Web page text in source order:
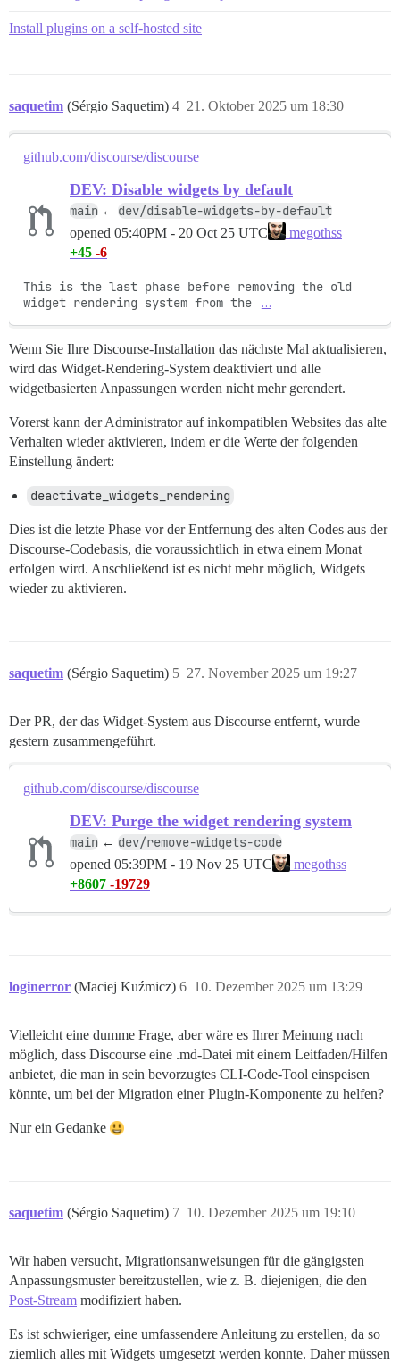
Install plugins on a self-hosted site
saquetim (Sérgio Saquetim) 21. Oktober 2025 um 18:30
4
github.com/discourse/discourse
DEV: Disable widgets by default
main ← dev/disable-widgets-by-default
opened 05:40PM - 20 Oct 25 UTC
megothss
+45 -6
This is the last phase before removing the old
widget rendering system from the
…
Wenn Sie Ihre Discourse-Installation das nächste Mal aktualisieren,
wird das Widget-Rendering-System deaktiviert und alle
widgetbasierten Anpassungen werden nicht mehr gerendert.
Vorerst kann der Administrator auf inkompatiblen Websites das alte
Verhalten wieder aktivieren, indem er die Werte der folgenden
Einstellung ändert:
deactivate_widgets_rendering
Dies ist die letzte Phase vor der Entfernung des alten Codes aus der
Discourse-Codebasis, die voraussichtlich in etwa einem Monat
erfolgen wird. Anschließend ist es nicht mehr möglich, Widgets
wieder zu aktivieren.
saquetim (Sérgio Saquetim) 27. November 2025 um 19:27
5
Der PR, der das Widget-System aus Discourse entfernt, wurde
gestern zusammengeführt.
github.com/discourse/discourse
DEV: Purge the widget rendering system
main ← dev/remove-widgets-code
opened 05:39PM - 19 Nov 25 UTC
megothss
+8607 -19729
loginerror (Maciej Kuźmicz) 10. Dezember 2025 um 13:29
6
Vielleicht eine dumme Frage, aber wäre es Ihrer Meinung nach
möglich, dass Discourse eine .md-Datei mit einem Leitfaden/Hilfen
anbietet, die man in sein bevorzugtes CLI-Code-Tool einspeisen
könnte, um bei der Migration einer Plugin-Komponente zu helfen?
Nur ein Gedanke
saquetim (Sérgio Saquetim) 10. Dezember 2025 um 19:10
7
Wir haben versucht, Migrationsanweisungen für die gängigsten
Anpassungsmuster bereitzustellen, wie z. B. diejenigen, die den
Post-Stream modifiziert haben.
Es ist schwieriger, eine umfassendere Anleitung zu erstellen, da so
ziemlich alles mit Widgets umgesetzt werden konnte. Daher müssen